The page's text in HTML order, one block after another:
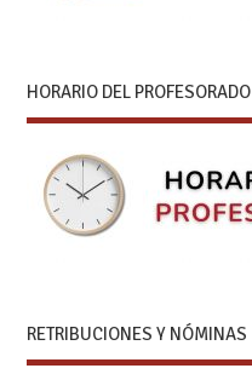
HORARIO DEL PROFESORADO
RETRIBUCIONES Y NÓMINAS